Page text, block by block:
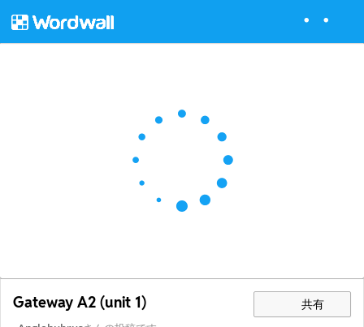
Gateway A2 (unit 1) 共有